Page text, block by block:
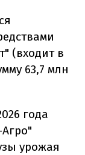
(входит в
63,7 млн
года
урожая